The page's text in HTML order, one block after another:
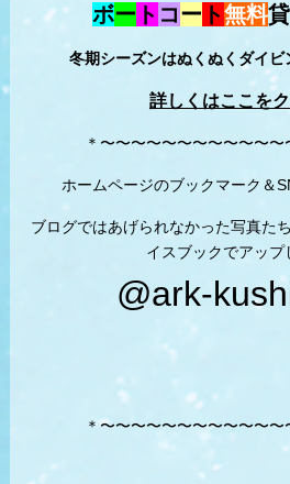
ボー ト コー ト無料
冬期シーズンはぬくぬくダイビ
詳しくはここを
＊〜〜〜〜〜〜〜〜〜〜〜〜
ホームページのブックマーク＆
ブログではあげられなかった写真た
イスブックでアップ
@ark-
＊〜〜〜〜〜〜〜〜〜〜〜〜